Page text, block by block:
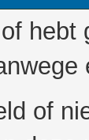
of